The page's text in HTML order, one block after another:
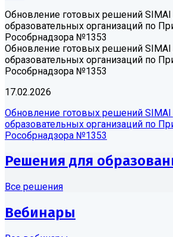
Обновление готовых решений SIMAI
образовательных организаций по
Рособрнадзора №1353
Обновление готовых решений SIMAI
образовательных организаций по
Рособрнадзора №1353
17.02.2026
Обновление готовых решений SIMAI
образовательных организаций по
Рособрнадзора №1353
Решения для
Все решения
Вебинары